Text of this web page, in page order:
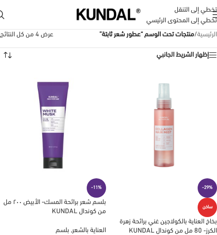
تخطي إلى التنقل
تخطي إلى المحتوى الرئيسي
الرئيسية/منتجات تحت الوسم “عطور شعر ثابتة” عرض ⁦4⁩ من كل النتائج
إظهار الشريط الجانبي
-29%
ساخن
بخاخ العناية بالكولاجين غني برائحة زهرة
الكرز- 80 مل من كوندال KUNDAL
-11%
بلسم شعر برائحة المسك- الأبيض ٢٠٠ مل
من كوندال KUNDAL
العناية بالشعر, بلسم